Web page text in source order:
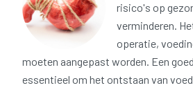
risico's op
verminderen.
operatie,
moeten aangepast worden. Een
essentieel om het ontstaan van